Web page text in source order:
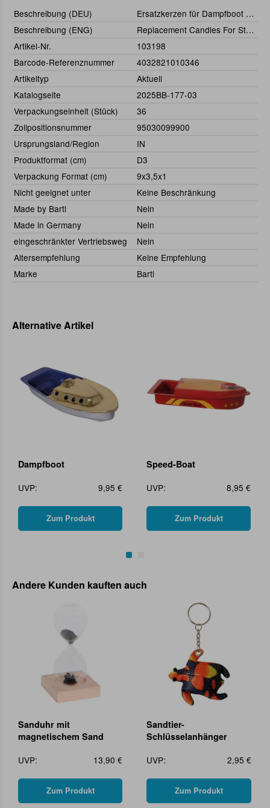
Beschreibung (DEU)
Ersatzkerzen für Dampfboot (3)
Beschreibung (ENG)
Replacement Candles For Steam Boat (3 pcs.)
Artikel-Nr.
103198
Barcode-Referenznummer
4032821010346
Artikeltyp
Aktuell
Katalogseite
2025BB-177-03
Verpackungseinheit (Stück)
36
Zollpositionsnummer
95030099900
Ursprungsland/Region
IN
Produktformat (cm)
D3
Verpackung Format (cm)
9x3,5x1
Nicht geeignet unter
Keine Beschränkung
Made by Bartl
Nein
Made in Germany
Nein
eingeschränkter Vertriebsweg
Nein
Altersempfehlung
Keine Empfehlung
Marke
Bartl
Alternative Artikel
Dampfboot
UVP:
9,95 €
Zum Produkt
Speed-Boat
UVP:
8,95 €
Zum Produkt
Andere Kunden kauften auch
Sanduhr mit
magnetischem Sand
UVP:
13,90 €
Zum Produkt
Sandtier-
Schlüsselanhänger
UVP:
2,95 €
Zum Produkt